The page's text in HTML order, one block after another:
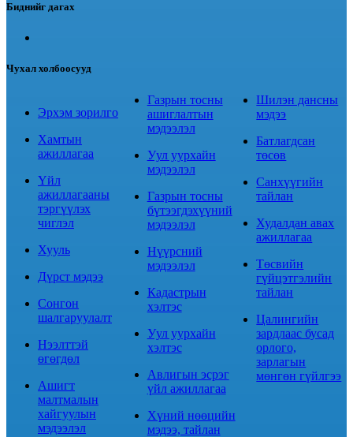
Биднийг дагах
Чухал холбоосууд
Эрхэм зорилго
Хамтын
ажиллагаа
Үйл
ажиллагааны
тэргүүлэх
чиглэл
Хууль
Дүрст мэдээ
Сонгон
шалгаруулалт
Нээлттэй
өгөгдөл
Ашигт
малтмалын
хайгуулын
мэдээлэл
Газрын тосны
ашиглалтын
мэдээлэл
Уул уурхайн
мэдээлэл
Газрын тосны
бүтээгдэхүүний
мэдээлэл
Нүүрсний
мэдээлэл
Кадастрын
хэлтэс
Уул уурхайн
хэлтэс
Авлигын эсрэг
үйл ажиллагаа
Хүний нөөцийн
мэдээ, тайлан
Шилэн дансны
мэдээ
Батлагдсан
төсөв
Санхүүгийн
тайлан
Худалдан авах
ажиллагаа
Төсвийн
гүйцэтгэлийн
тайлан
Цалингийн
зардлаас бусад
орлого,
зарлагын
мөнгөн гүйлгээ